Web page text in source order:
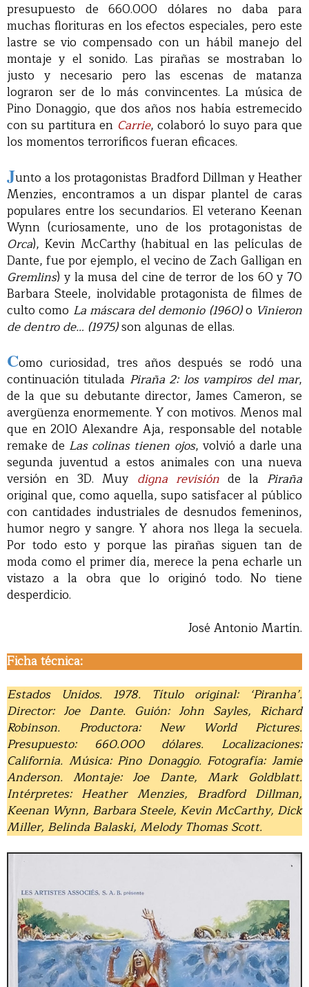
presupuesto de 660.000 dólares no daba para
muchas florituras en los efectos especiales, pero este
lastre se vio compensado con un hábil manejo del
montaje y el sonido. Las pirañas se mostraban lo
justo y necesario pero las escenas de matanza
lograron ser de lo más convincentes. La música de
Pino Donaggio, que dos años nos había estremecido
con su partitura en Carrie, colaboró lo suyo para que
los momentos terroríficos fueran eficaces.
Junto a los protagonistas Bradford Dillman y Heather
Menzies, encontramos a un dispar plantel de caras
populares entre los secundarios. El veterano Keenan
Wynn (curiosamente, uno de los protagonistas de
Orca), Kevin McCarthy (habitual en las películas de
Dante, fue por ejemplo, el vecino de Zach Galligan en
Gremlins) y la musa del cine de terror de los 60 y 70
Barbara Steele, inolvidable protagonista de filmes de
culto como La máscara del demonio (1960)o Vinieron
de dentro de… (1975)son algunas de ellas.
Como curiosidad, tres años después se rodó una
continuación titulada Piraña 2: los vampiros del mar,
de la que su debutante director, James Cameron, se
avergüenza enormemente. Y con motivos. Menos mal
que en 2010 Alexandre Aja, responsable del notable
remake de Las colinas tienen ojos, volvió a darle una
segunda juventud a estos animales con una nueva
versión en 3D. Muy digna revisiónde la Piraña
original que, como aquella, supo satisfacer al público
con cantidades industriales de desnudos femeninos,
humor negro y sangre. Y ahora nos llega la secuela.
Por todo esto y porque las pirañas siguen tan de
moda como el primer día, merece la pena echarle un
vistazo a la obra que lo originó todo. No tiene
desperdicio.
José Antonio Martín.
Ficha técnica:
Estados Unidos. 1978. Título original: ‘Piranha’.
Director: Joe Dante. Guión: John Sayles, Richard
Robinson. Productora: New World Pictures.
Presupuesto: 660.000 dólares. Localizaciones:
California. Música: Pino Donaggio. Fotografía: Jamie
Anderson. Montaje: Joe Dante, Mark Goldblatt.
Intérpretes: Heather Menzies, Bradford Dillman,
Keenan Wynn, Barbara Steele, Kevin McCarthy, Dick
Miller, Belinda Balaski, Melody Thomas Scott.